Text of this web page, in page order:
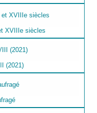
XVIIIe siècles
(2021)